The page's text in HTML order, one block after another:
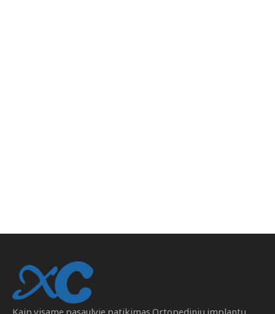
Kaip visame pasaulyje patikimas Ortopedinių implantų